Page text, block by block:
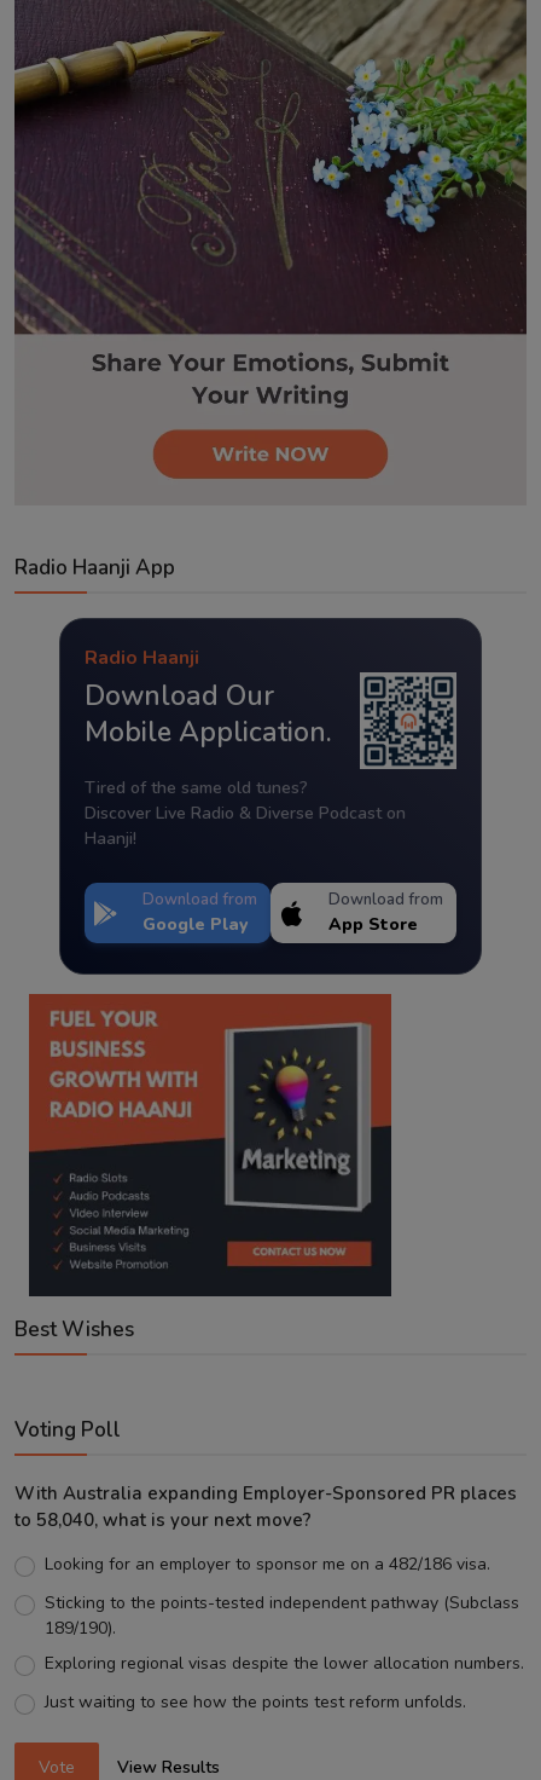
Radio Haanji App
Radio Haanji
Download Our
Mobile Application.
Tired of the same old tunes?
Discover Live Radio & Diverse Podcast on
Haanji!
Download from
Google Play
Download from
App Store
Best Wishes
Voting Poll
With Australia expanding Employer-Sponsored PR places
to 58,040, what is your next move?
Looking for an employer to sponsor me on a 482/186 visa.
Sticking to the points-tested independent pathway (Subclass
189/190).
Exploring regional visas despite the lower allocation numbers.
Just waiting to see how the points test reform unfolds.
Vote View Results